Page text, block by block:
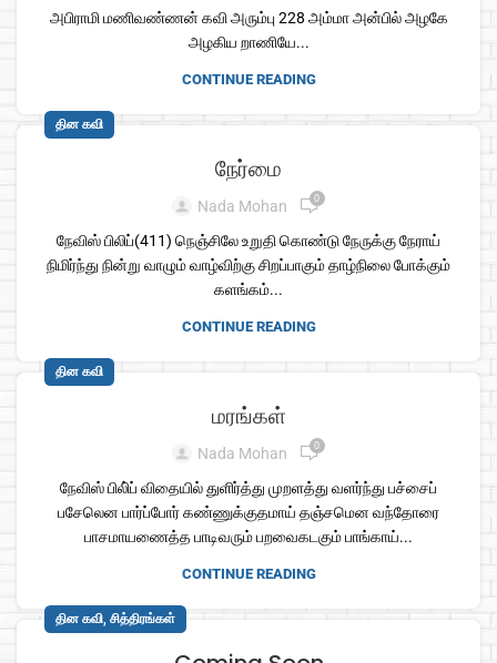
அபிராமி மணிவண்ணன் கவி அரும்பு 228 அம்மா அன்பில் அழகே
அழகிய றாணியே...
CONTINUE READING
தின கவி
நேர்மை
Nada Mohan 0
நேவிஸ் பிலிப்(411) நெஞ்சிலே உறுதி கொண்டு நேருக்கு நேராய்
நிமிர்ந்து நின்று வாழும் வாழ்விற்கு சிறப்பாகும் தாழ்நிலை போக்கும்
களங்கம்...
CONTINUE READING
தின கவி
மரங்கள்
Nada Mohan 0
நேவிஸ் பிலி்ப் விதையில் துளிர்த்து முறளத்து வளர்ந்து பச்சைப்
பசேலென பார்ப்போர் கண்ணுக்குதமாய் தஞ்சமென வந்தோரை
பாசமாயணைத்த பாடிவரும் பறவைகடகும் பாங்காய்...
CONTINUE READING
தின கவி, சித்திரங்கள்